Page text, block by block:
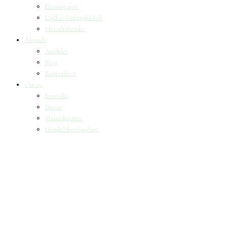
Elevopgaver
Undervisningsforløb
Messekalender
Aktuelt
Artikler
Blog
Bogtrailere
Om os
Kontakt
Presse
Manuskripter
Handelsbetingelser